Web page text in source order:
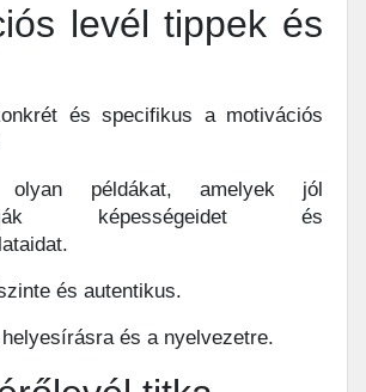
levél tippek és
és specifikus a motivációs
olyan példákat, amelyek jól
képességeidet és
és autentikus.
és a nyelvezetre.